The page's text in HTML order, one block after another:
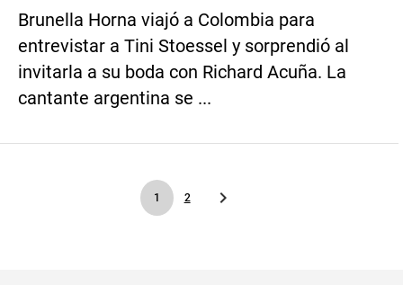
Brunella Horna viajó a Colombia para
entrevistar a Tini Stoessel y sorprendió al
invitarla a su boda con Richard Acuña. La
cantante argentina se ...
1 2